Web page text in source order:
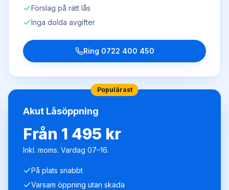
Förslag på rätt lås
Inga dolda avgifter
Ring 0722 400 450
Populärast
Akut Låsöppning
Från 1 495 kr
Inkl. moms. Vardag 07–16.
På plats snabbt
Varsam öppning utan skada